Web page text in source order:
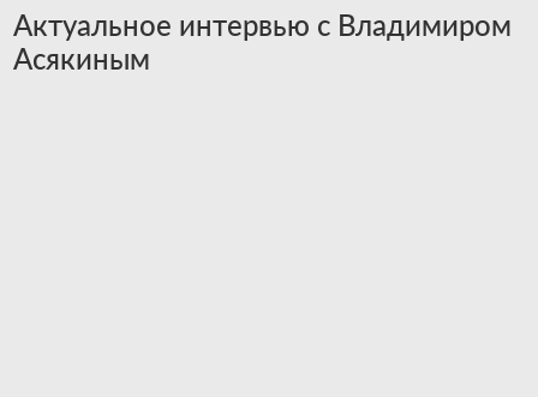
Актуальное интервью с Владимиром
Асякиным